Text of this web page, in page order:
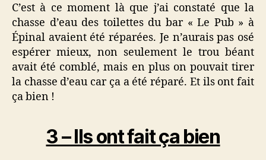
C’est à ce moment là que j’ai constaté que la
chasse d’eau des toilettes du bar « Le Pub » à
Épinal avaient été réparées. Je n’aurais pas osé
espérer mieux, non seulement le trou béant
avait été comblé, mais en plus on pouvait tirer
la chasse d’eau car ça a été réparé. Et ils ont fait
ça bien !
3 – Ils ont fait ça bien